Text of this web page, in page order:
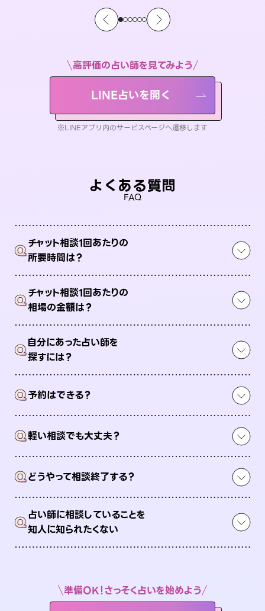
高評価の占い師を見てみよう
LINE占いを開く
※LINEアプリ内のサービスページへ遷移します
よくある質問
FAQ
Qチャット相談1回あたりの
所要時間は？
Qチャット相談1回あたりの
相場の金額は？
Q自分にあった占い師を
探すには？
Q予約はできる？
Q軽い相談でも大丈夫？
Qどうやって相談終了する？
Q占い師に相談していることを
知人に知られたくない
準備OK！さっそく占いを始めよう